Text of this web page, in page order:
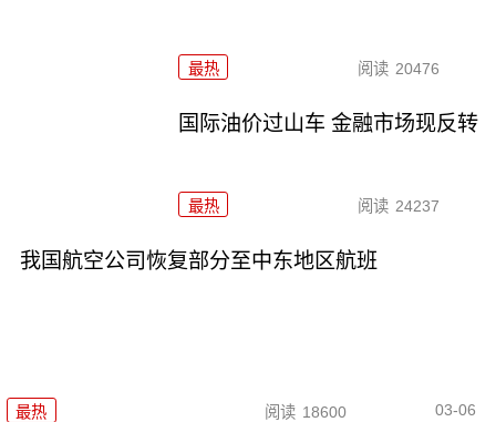
最热 阅读 20476
国际油价过山车 金融市场现反转
最热 阅读 24237
我国航空公司恢复部分至中东地区航班
最热 阅读 18600 03-06